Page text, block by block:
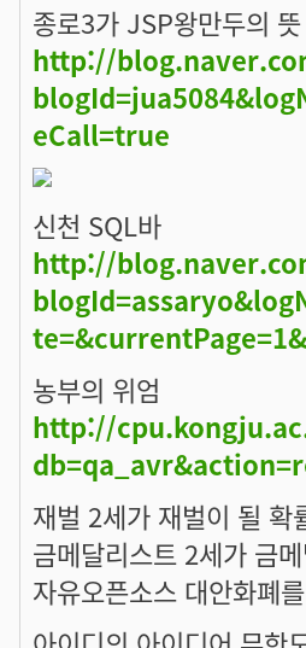
종로3가 JSP왕만두의 뜻
http://
eCall=true
신천 SQL바
http://
농부의 위엄
http://
재벌 2세가 재벌이 될 확
금메달리스트 2세가 금
자유오픈소스 대안화폐